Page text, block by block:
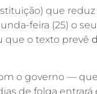
que reduz
feira (25) o seu
que o texto prevê
o governo —
de folga entrará